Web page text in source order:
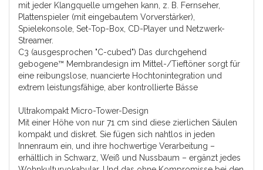
mit jeder Klangquelle umgehen kann, z. B. Fernseher,
Plattenspieler (mit eingebautem Vorverstärker),
Spielekonsole, Set-Top-Box, CD-Player und Netzwerk-
Streamer.
C3 (ausgesprochen "C-cubed") Das durchgehend
gebogene™ Membrandesign im Mittel-/Tieftöner sorgt für
eine reibungslose, nuancierte Hochtonintegration und
extrem leistungsfähige, aber kontrollierte Bässe
Ultrakompakt Micro-Tower-Design
Mit einer Höhe von nur 71 cm sind diese zierlichen Säulen
kompakt und diskret. Sie fügen sich nahtlos in jeden
Innenraum ein, und ihre hochwertige Verarbeitung –
erhältlich in Schwarz, Weiß und Nussbaum – ergänzt jedes